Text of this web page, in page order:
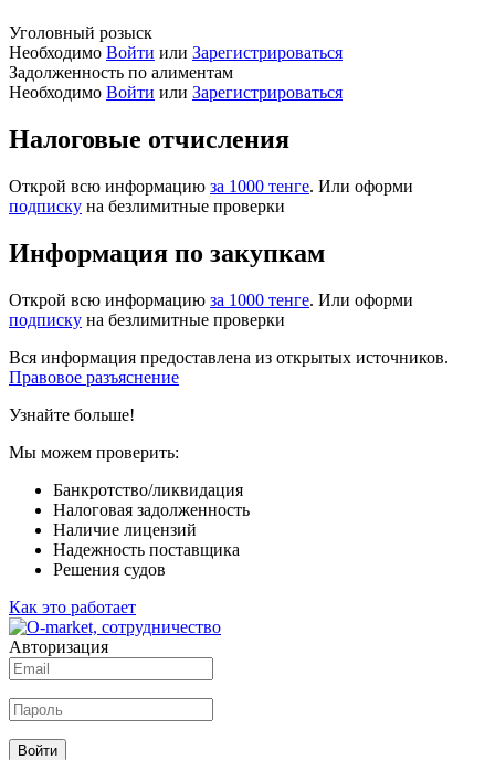
Уголовный розыск
Необходимо Войти или Зарегистрироваться
Задолженность по алиментам
Необходимо Войти или Зарегистрироваться
Налоговые отчисления
Открой всю информацию за 1000 тенге. Или оформи
подписку на безлимитные проверки
Информация по закупкам
Открой всю информацию за 1000 тенге. Или оформи
подписку на безлимитные проверки
Вся информация предоставлена из открытых источников.
Правовое разъяснение
Узнайте больше!
Мы можем проверить:
Банкротство/ликвидация
Налоговая задолженность
Наличие лицензий
Надежность поставщика
Решения судов
Как это работает
Авторизация
Войти